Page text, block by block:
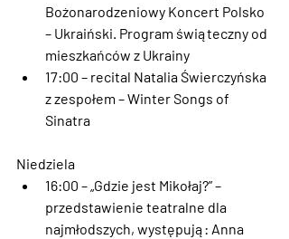
Bożonarodzeniowy Koncert Polsko
– Ukraiński. Program świąteczny od
mieszkańców z Ukrainy
17:00 – recital Natalia Świerczyńska
z zespołem – Winter Songs of
Sinatra
Niedziela
16:00 – „Gdzie jest Mikołaj?” –
przedstawienie teatralne dla
najmłodszych, występują: Anna